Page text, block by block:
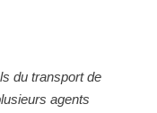
du transport de
agents